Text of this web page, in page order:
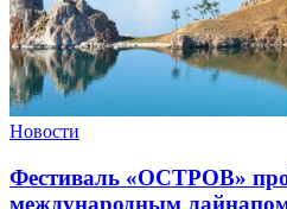
Новости
Фестиваль «ОСТРОВ»
международным